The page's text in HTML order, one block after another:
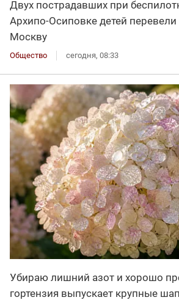
Двух пострадавших при
Архипо-Осиповке детей перевели
Москву
Общество сегодня, 08:33
Убираю лишний азот и хорошо
гортензия выпускает крупные